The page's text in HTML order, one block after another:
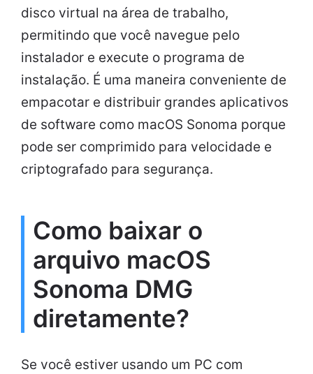
disco virtual na área de trabalho,
permitindo que você navegue pelo
instalador e execute o programa de
instalação. É uma maneira conveniente de
empacotar e distribuir grandes aplicativos
de software como macOS Sonoma porque
pode ser comprimido para velocidade e
criptografado para segurança.
Como baixar o
arquivo macOS
Sonoma DMG
diretamente?
Se você estiver usando um PC com